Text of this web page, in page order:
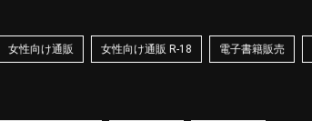
女性向け通販 女性向け通販 R-18 電子書籍販売